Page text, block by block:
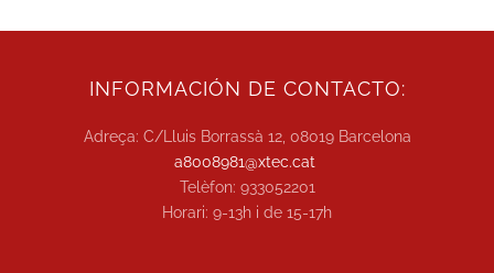
INFORMACIÓN DE CONTACTO:
Adreça: C/Lluis Borrassà 12, 08019 Barcelona
a8008981@xtec.cat
Telèfon: 933052201
Horari: 9-13h i de 15-17h